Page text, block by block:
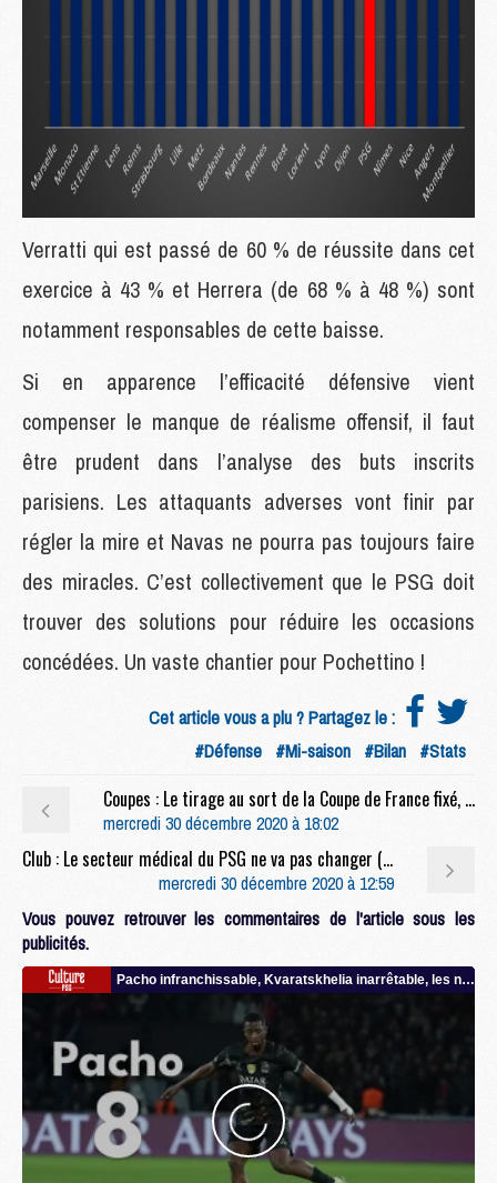
Verratti qui est passé de 60 % de réussite dans cet
exercice à 43 % et Herrera (de 68 % à 48 %) sont
notamment responsables de cette baisse.
Si en apparence l’efficacité défensive vient
compenser le manque de réalisme offensif, il faut
être prudent dans l’analyse des buts inscrits
parisiens. Les attaquants adverses vont finir par
régler la mire et Navas ne pourra pas toujours faire
des miracles. C’est collectivement que le PSG doit
trouver des solutions pour réduire les occasions
concédées. Un vaste chantier pour Pochettino !
Cet article vous a plu ? Partagez le :
#Défense #Mi-saison #Bilan #Stats
Coupes : Le tirage au sort de la Coupe de France fixé, pas le premier match du PSG
mercredi 30 décembre 2020 à 18:02
Club : Le secteur médical du PSG ne va pas changer (LP)
mercredi 30 décembre 2020 à 12:59
Vous pouvez retrouver les commentaires de l'article sous les
publicités.